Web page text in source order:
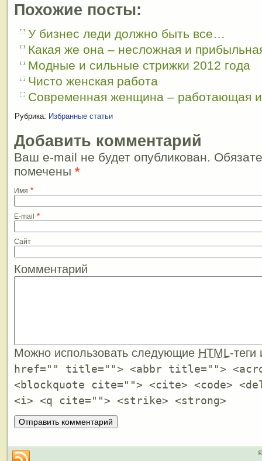
Похожие посты:
У бизнес леди должно быть все…
Какая же она – несложная и
Модные и сильные стрижки 2012 года
Чисто женская работа
Современная женщина – работающая и
Рубрика: Избранные статьи
Добавить комментарий
Ваш e-mail не будет опубликован.
помечены *
Имя *
E-mail *
Сайт
Комментарий
Можно использовать следующие HTML-
href="" title=""> <abbr title="">
<blockquote cite=""> <cite> <code>
<i> <q cite=""> <strike> <strong>